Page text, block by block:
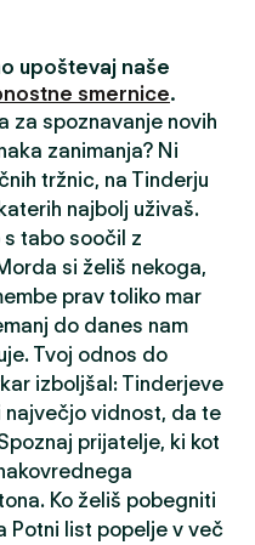
upoštevaj naše
smernice.
za spoznavanje novih
zanimanja? Ni
tržnic, na Tinderju
najbolj uživaš.
s tabo soočil z
si želiš nekoga,
prav toliko mar
do danes nam
Tvoj odnos do
izboljšal: Tinderjeve
vidnost, da te
prijatelje, ki kot
Ko želiš pobegniti
Potni list popelje v več